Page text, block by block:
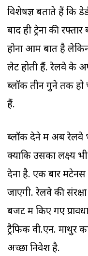
विशेषज्ञ बताते हैं कि
बाद ही ट्रेनों की
होना आम बात है
लेट होती हैं. रेलवे के
ब्लॉक तीन गुने तक हो
हैं.
ब्लॉक देने में अब रेलवे
क्योंकि उसका लक्ष्य
देना है. एक बार मेंटेनेंस
जाएगी. रेलवे की
बजट में किए गए
ट्रैफिक वी.एन. माथुर
अच्छा निवेश है.